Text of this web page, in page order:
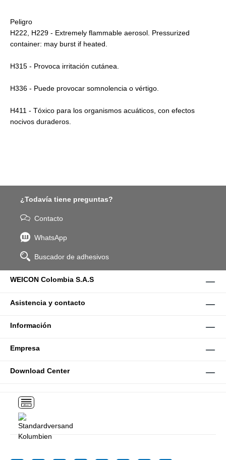
Peligro
H222, H229 - Extremely flammable aerosol. Pressurized
container: may burst if heated.
H315 - Provoca irritación cutánea.
H336 - Puede provocar somnolencia o vértigo.
H411 - Tóxico para los organismos acuáticos, con efectos
nocivos duraderos.
¿Todavía tiene preguntas?
Contacto
WhatsApp
Buscador de adhesivos
WEICON Colombia S.A.S
Asistencia y contacto
Información
Empresa
Download Center